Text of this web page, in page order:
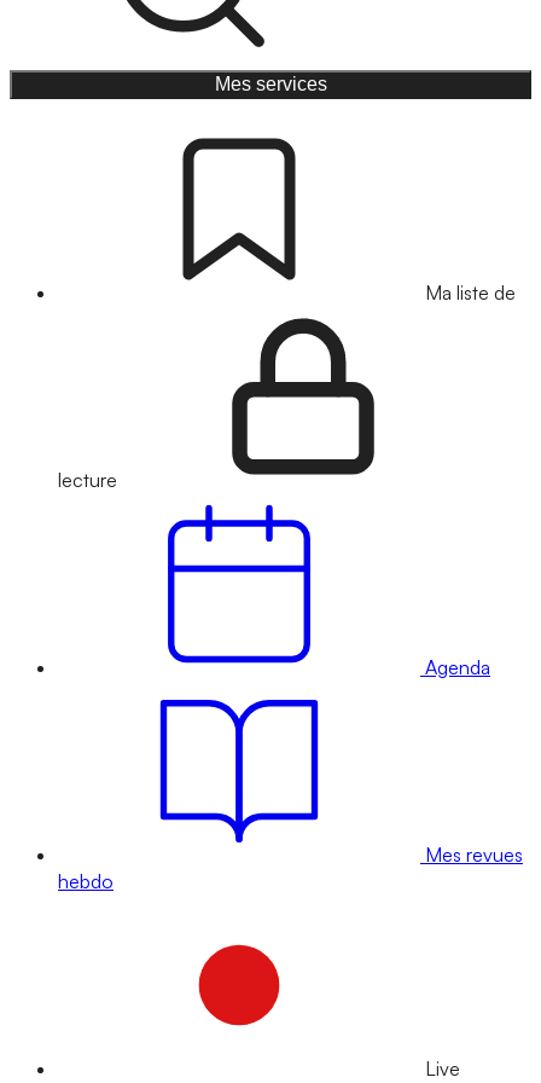
Mes services
Ma liste de
lecture
Agenda
Mes revues
hebdo
Live